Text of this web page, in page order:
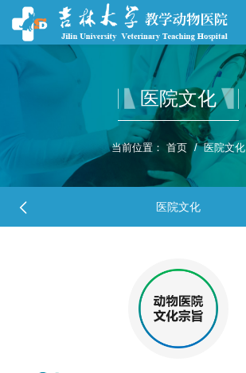
医院文化
当前位置： 首页 / 医院文化
医院文化